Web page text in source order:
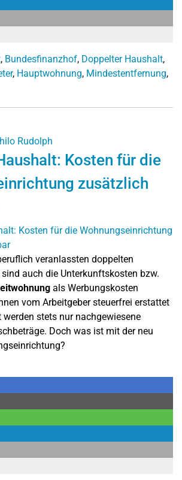
, Bundesfinanzhof, Doppelter Haushalt,
, Hauptwohnung, Mindestentfernung,
Rudolph
Kosten für die
zusätzlich
veranlassten doppelten
auch die Unterkunftskosten bzw.
als Werbungskosten
vom Arbeitgeber steuerfrei erstattet
werden stets nur nachgewiesene
Doch was ist mit der neu